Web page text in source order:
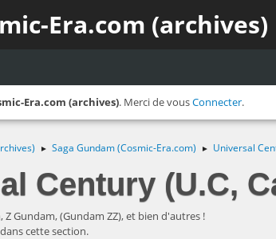
Era.com (archives)
Era.com (archives). Merci de vousConnecter.
► Saga Gundam (Cosmic-Era.com) ► Universal
Century (U.C,
Z Gundam, (Gundam ZZ), et bien d'autres !
cette section.